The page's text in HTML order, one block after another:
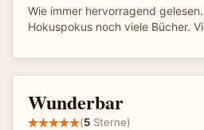
Wie immer hervorragend
Hokuspokus noch viele Bücher.
Wunderbar
(5 Sterne)